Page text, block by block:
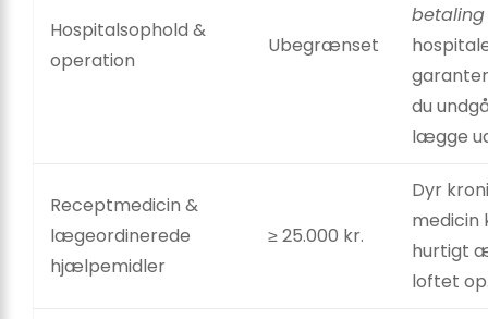
Hospitalsophold &
operation
Ubegrænset
betaling
du
lægge
Receptmedicin &
lægeordinerede
hjælpemidler
≥ 25.000 kr.
Dyr
medicin
hurtigt
loftet